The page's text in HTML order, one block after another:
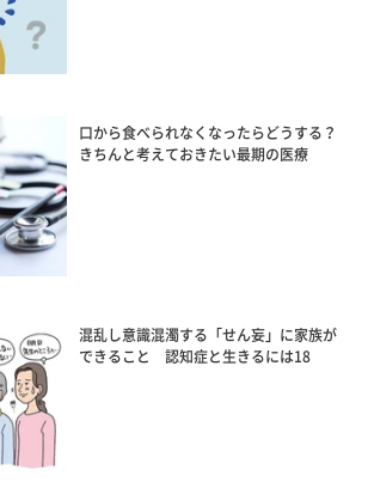
口から食べられなくなったらどうする？
きちんと考えておきたい最期の医療
混乱し意識混濁する「せん妄」に家族が
できること 認知症と生きるには18